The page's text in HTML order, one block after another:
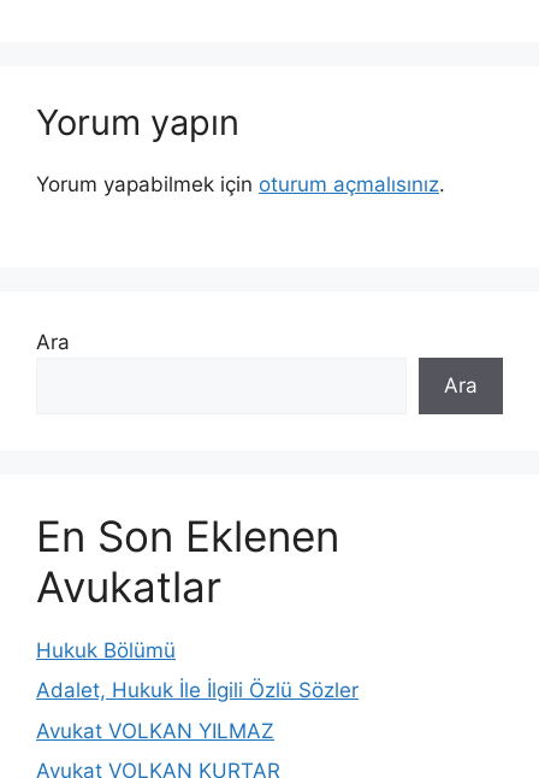
Yorum yapın
Yorum yapabilmek için oturum açmalısınız.
Ara
Ara
En Son Eklenen
Avukatlar
Hukuk Bölümü
Adalet, Hukuk İle İlgili Özlü Sözler
Avukat VOLKAN YILMAZ
Avukat VOLKAN KURTAR